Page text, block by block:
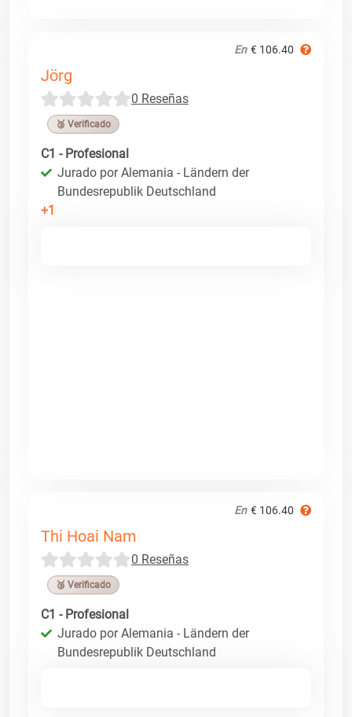
En € 106.40
Jörg
0 Reseñas
🥉 Verificado
C1 - Profesional
Jurado por Alemania - Ländern der
Bundesrepublik Deutschland
+1
En € 106.40
Thi Hoai Nam
0 Reseñas
🥉 Verificado
C1 - Profesional
Jurado por Alemania - Ländern der
Bundesrepublik Deutschland